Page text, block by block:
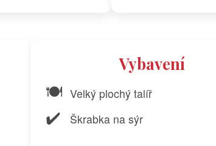
Vybavení
🍽️ Velký plochý talíř
✔️ Škrabka na sýr